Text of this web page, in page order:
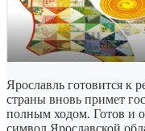
Ярославль готовится к
страны вновь примет
полным ходом. Готов и